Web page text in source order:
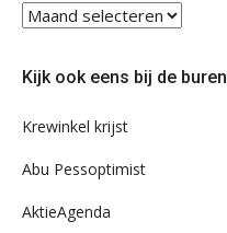
Blader
eens
ons
Kijk ook eens bij de buren
Krewinkel krijst
Abu Pessoptimist
AktieAgenda